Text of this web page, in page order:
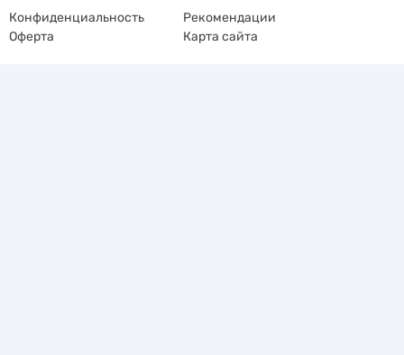
Конфиденциальность
Рекомендации
Оферта
Карта сайта